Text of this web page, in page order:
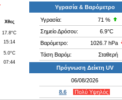
Χθες
17.8°C
15:14
5.0°C
07:44
Υγρασία & Βαρόμετρο
Υγρασία: 71 %
Σημείο Δρόσου:
6.9°C
Βαρόμετρο:
1026.7 hPa
Τάση Βαρόμ:
Σταθερή
Πρόγνωση Δείκτη UV
06/08/2026
8.6
Πολύ Υψηλός